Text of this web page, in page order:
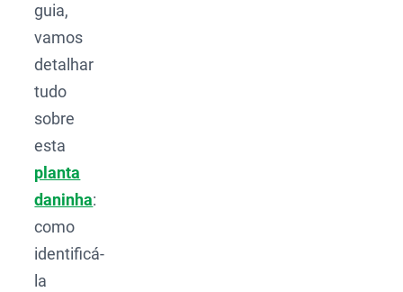
guia,
vamos
detalhar
tudo
sobre
esta
planta
daninha:
como
identificá-
la